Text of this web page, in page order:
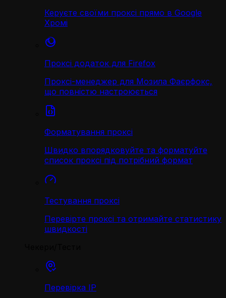
Керуєте своїми проксі прямо в Google
Хромі
Проксі додаток для Firefox
Проксі-менеджер для Мозила Фаєрфокс,
що повністю настроюється
Форматування проксі
Швидко впорядковуйте та форматуйте
список проксі під потрібний формат
Тестування проксі
Перевірте проксі та отримайте статистику
швидкості
Перевірка IP